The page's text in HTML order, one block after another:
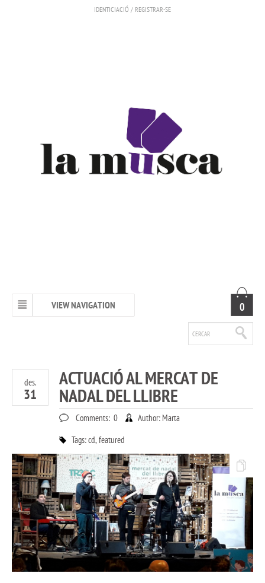
IDENTICIACIÓ / REGISTRAR-SE
VIEW NAVIGATION 0
des.
31
ACTUACIÓ AL MERCAT DE
NADAL DEL LLIBRE
Comments: 0 Author: Marta
Tags:cd,featured